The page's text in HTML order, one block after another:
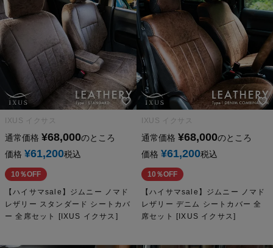
IXUS イクサス
通常価格 ¥68,000のところ
価格 ¥61,200税込
10％OFF
【ハイサマsale】ジムニー ノマド
レザリー スタンダード シートカバ
ー 全席セット [IXUS イクサス]
IXUS イクサス
通常価格 ¥68,000のところ
価格 ¥61,200税込
10％OFF
【ハイサマsale】ジムニー ノマド
レザリー デニム シートカバー 全
席セット [IXUS イクサス]